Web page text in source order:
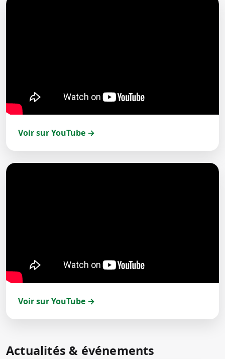
Voir sur YouTube →
Voir sur YouTube →
Actualités & événements